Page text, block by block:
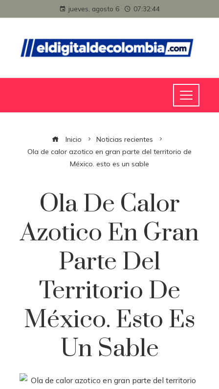
jueves, agosto 6 07:32:44
Inicio
Noticias recientes
Ola de calor azotico en gran parte del territorio de
México. esto es un sable
Ola De Calor
Azotico En Gran
Parte Del
Territorio De
México. Esto Es
Un Sable